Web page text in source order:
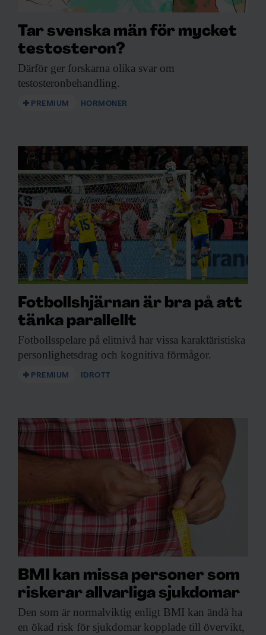
Tar svenska män för mycket
testosteron?
Därför ger forskarna olika svar om
testosteronbehandling.
PREMIUM HORMONER
Fotbollshjärnan är bra på att
tänka parallellt
Fotbollsspelare på elitnivå har vissa karaktäristiska
personlighetsdrag och kognitiva förmågor.
PREMIUM IDROTT
BMI kan missa personer som
riskerar allvarliga sjukdomar
Den som är normalviktig enligt BMI kan ändå ha
en ökad risk för sjukdomar kopplade till övervikt,